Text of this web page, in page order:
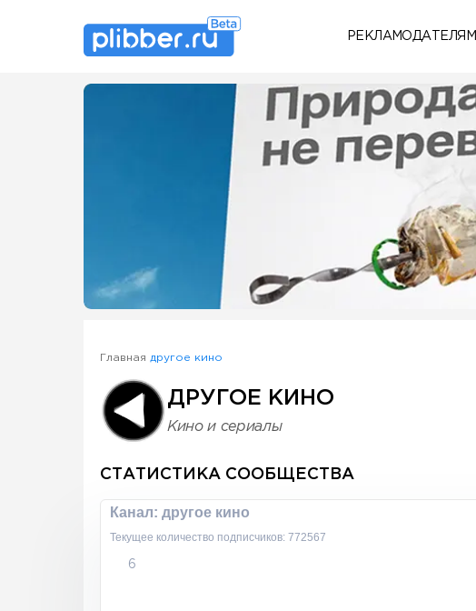
РЕКЛАМОДАТЕЛЯМ
Some SEO Title
Главная другое кино
ДРУГОЕ КИНО
Кино и сериалы
СТАТИСТИКА СООБЩЕСТВА
Канал: другое кино
Текущее количество подписчиков: 772567
6